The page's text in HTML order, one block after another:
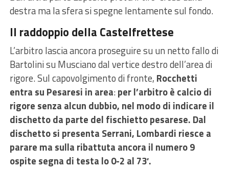
destra ma la sfera si spegne lentamente sul fondo.
Il raddoppio della Castelfrettese
L’arbitro lascia ancora proseguire su un netto fallo di
Bartolini su Musciano dal vertice destro dell’area di
rigore. Sul capovolgimento di fronte, Rocchetti
entra su Pesaresi in area:perl’arbitro è calcio di
rigore senza alcun dubbio, nel modo di indicare il
dischetto da parte del fischietto pesarese. Dal
dischetto si presenta Serrani, Lombardi riesce a
parare ma sulla ribattuta ancora il numero 9
ospite segna di testa lo 0-2 al 73′.